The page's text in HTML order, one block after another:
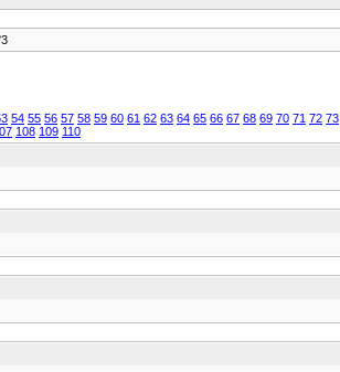
54 55 56 57 58 59 60 61 62 63 64 65 66 67 68 69 70 71 72 73
108 109 110